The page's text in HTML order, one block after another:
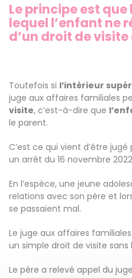
Le principe est
lequel l’enfant ne
d’un droit de
Toutefois si l’intérieur
juge aux affaires familiales
visite, c’est-à-dire que
le parent.
C’est ce qui vient d’être
un arrêt du 16 novembre 2022
En l’espèce, une jeune
relations avec son père et
se passaient mal.
Le juge aux affaires
un simple droit de visite
Le père a relevé appel du